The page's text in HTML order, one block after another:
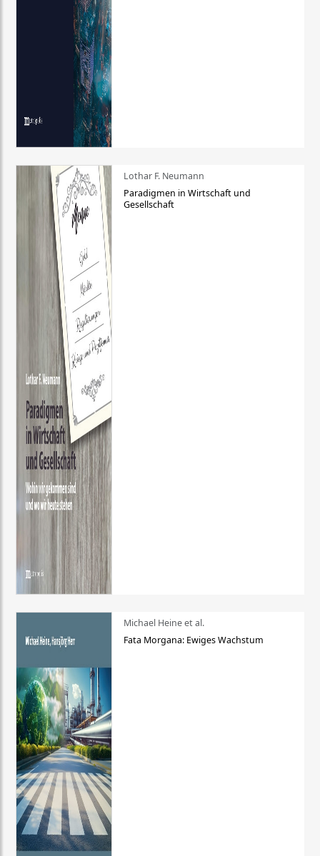
Lothar F. Neumann
Paradigmen in Wirtschaft und
Gesellschaft
Michael Heine et al.
Fata Morgana: Ewiges Wachstum